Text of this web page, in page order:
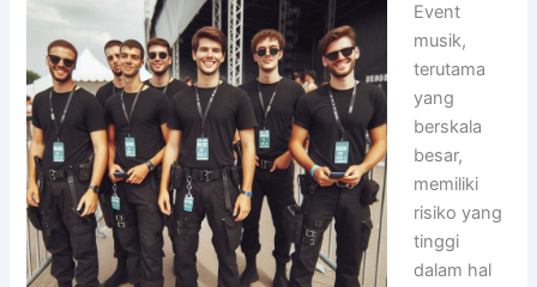
Event
musik,
terutama
yang
berskala
besar,
memiliki
risiko yang
tinggi
dalam hal